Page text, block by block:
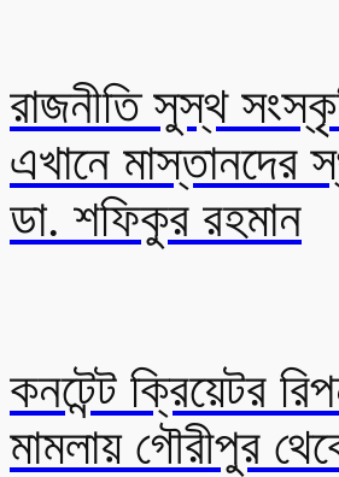
রাজনীতি সুস্থ
এখানে মাস্তানদের
ডা. শফিকুর রহমান
কনটেন্ট ক্রিয়েটর
মামলায় গৌরীপুর